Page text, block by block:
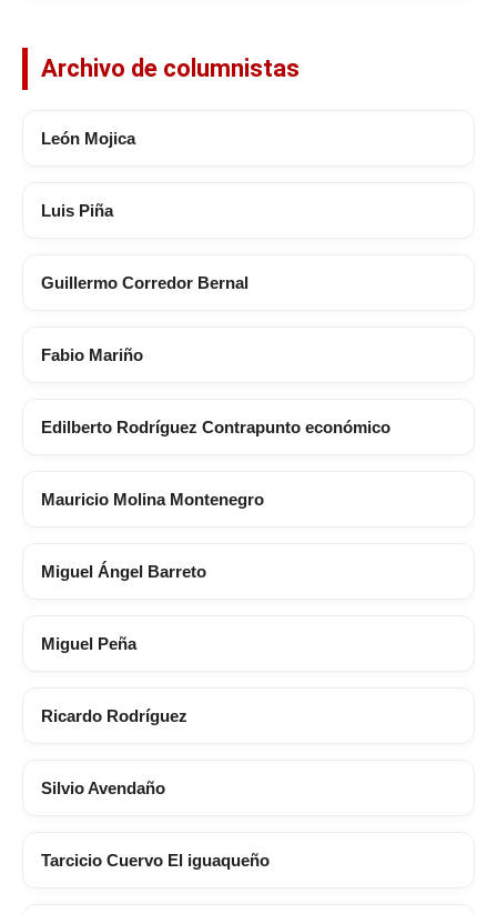
Archivo de columnistas
León Mojica
Luis Piña
Guillermo Corredor Bernal
Fabio Mariño
Edilberto Rodríguez Contrapunto económico
Mauricio Molina Montenegro
Miguel Ángel Barreto
Miguel Peña
Ricardo Rodríguez
Silvio Avendaño
Tarcicio Cuervo El iguaqueño